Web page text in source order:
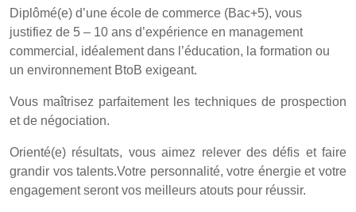
Diplômé(e) d’une école de commerce (Bac+5), vous
justifiez de 5 – 10 ans d’expérience en management
commercial, idéalement dans l’éducation, la formation ou
un environnement BtoB exigeant.
Vous maîtrisez parfaitement les techniques de prospection
et de négociation.
Orienté(e) résultats, vous aimez relever des défis et faire
grandir vos talents.Votre personnalité, votre énergie et votre
engagement seront vos meilleurs atouts pour réussir.